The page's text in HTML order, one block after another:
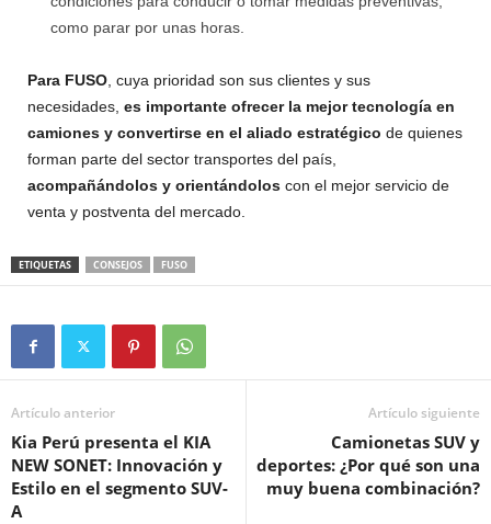
como parar por unas horas.
Para FUSO, cuya prioridad son sus clientes y sus
necesidades, es importante ofrecer la mejor tecnología en
camiones y convertirse en el aliado estratégico de quienes
forman parte del sector transportes del país,
acompañándolos y orientándolos con el mejor servicio de
venta y postventa del mercado.
ETIQUETAS CONSEJOS FUSO
Artículo anterior
Kia Perú presenta el KIA
NEW SONET: Innovación y
Estilo en el segmento SUV-
A
Artículo siguiente
Camionetas SUV y
deportes: ¿Por qué son una
muy buena combinación?